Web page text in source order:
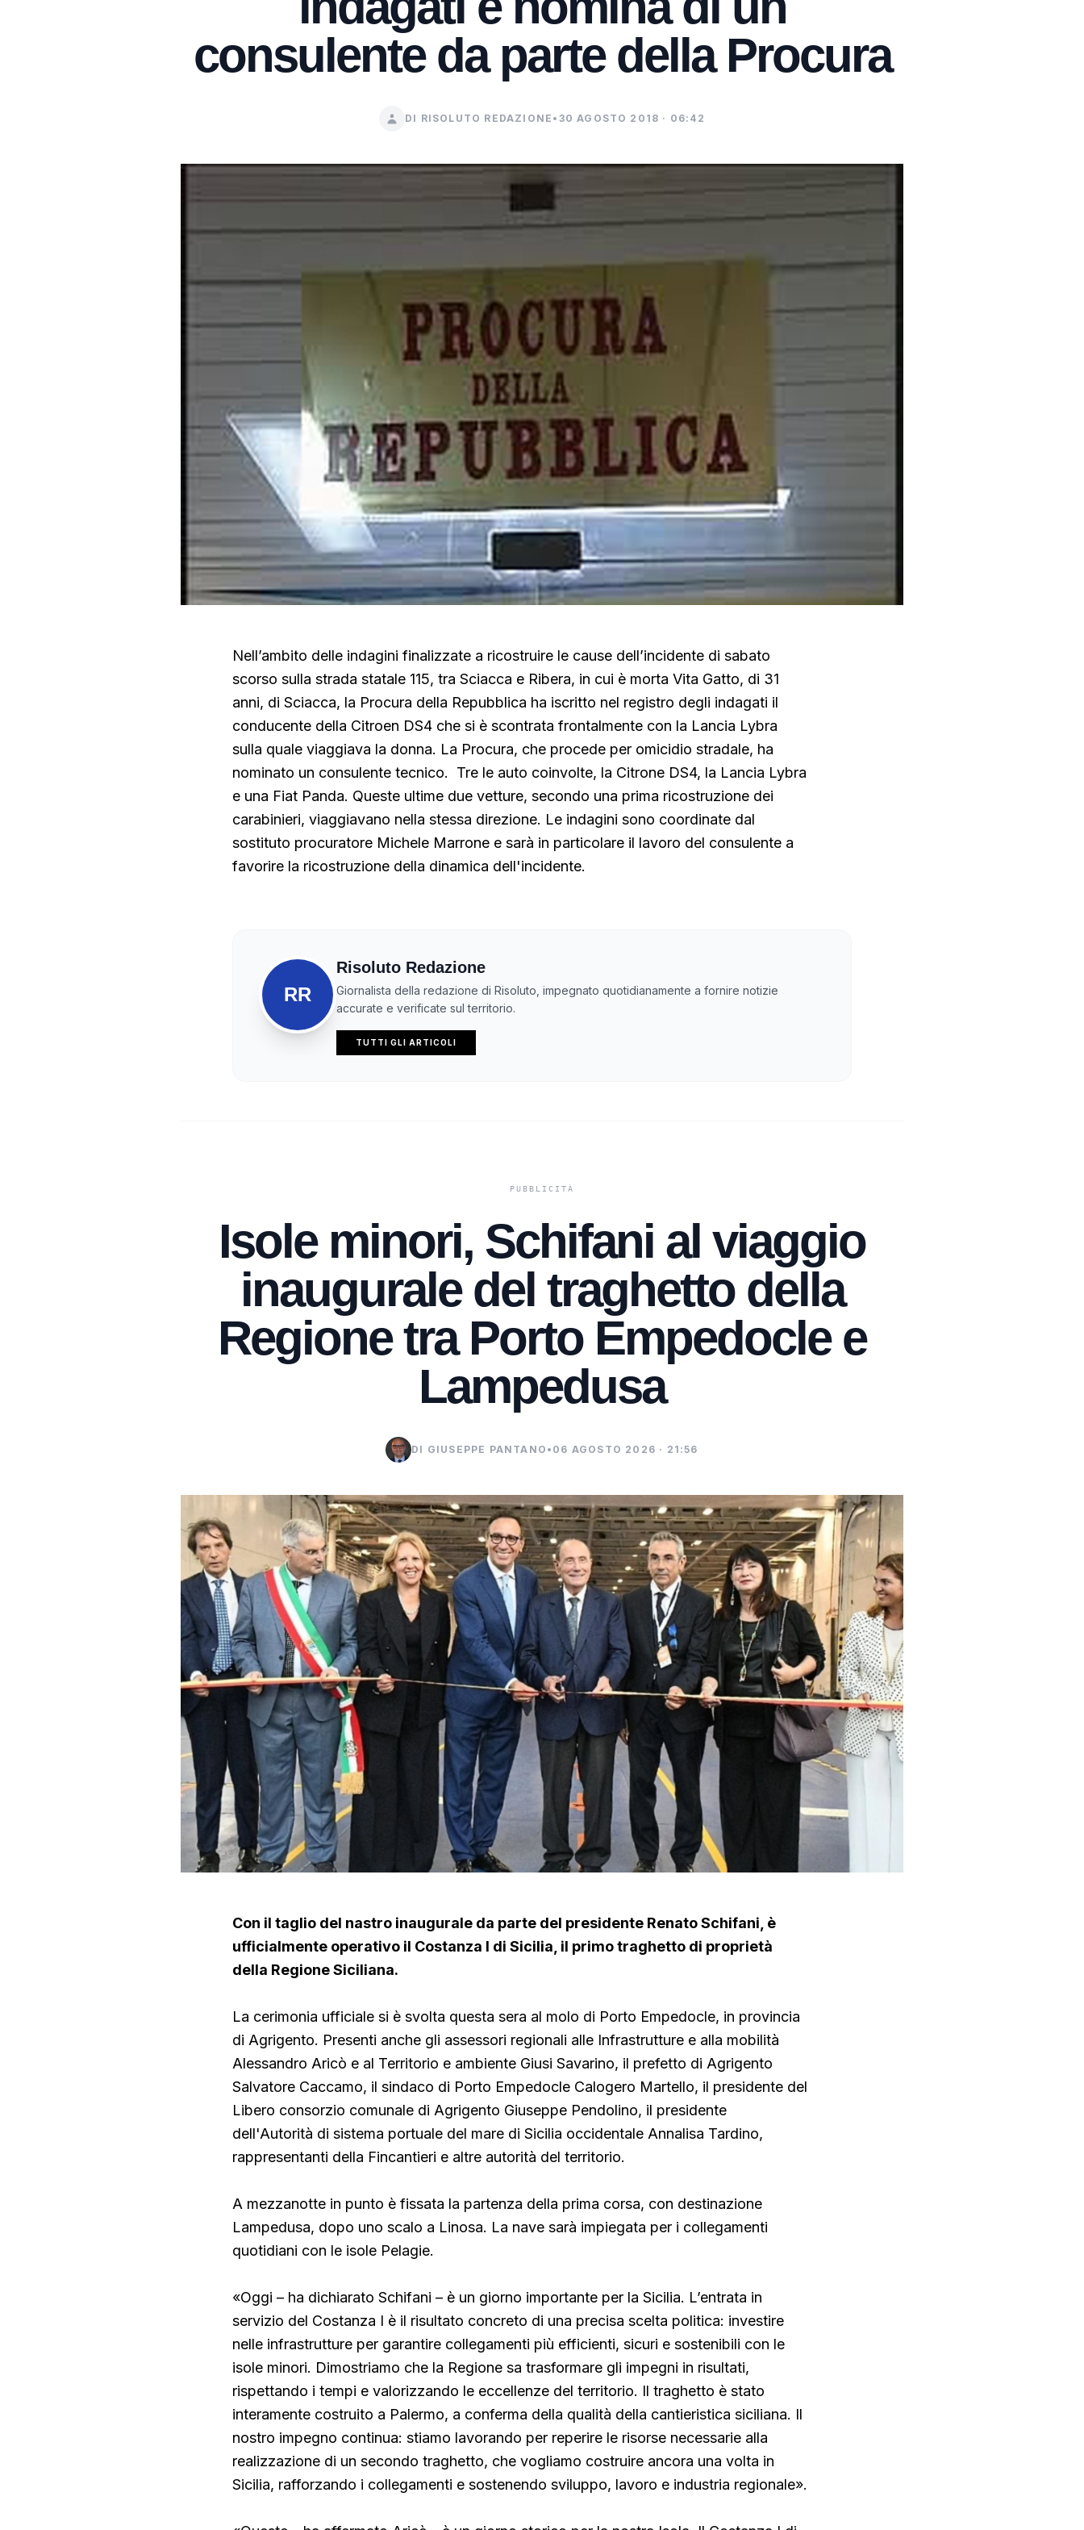
consulente da parte della Procura
DI RISOLUTO REDAZIONE • 30 AGOSTO 2018 · 06:42
Nell’ambito delle indagini finalizzate a ricostruire le cause dell’incidente di sabato
scorso sulla strada statale 115, tra Sciacca e Ribera, in cui è morta Vita Gatto, di 31
anni, di Sciacca, la Procura della Repubblica ha iscritto nel registro degli indagati il
conducente della Citroen DS4 che si è scontrata frontalmente con la Lancia Lybra
sulla quale viaggiava la donna. La Procura, che procede per omicidio stradale, ha
nominato un consulente tecnico. Tre le auto coinvolte, la Citrone DS4, la Lancia Lybra
e una Fiat Panda. Queste ultime due vetture, secondo una prima ricostruzione dei
carabinieri, viaggiavano nella stessa direzione. Le indagini sono coordinate dal
sostituto procuratore Michele Marrone e sarà in particolare il lavoro del consulente a
favorire la ricostruzione della dinamica dell'incidente.
RR
Risoluto Redazione
Giornalista della redazione di Risoluto, impegnato quotidianamente a fornire notizie
accurate e verificate sul territorio.
TUTTI GLI ARTICOLI
Isole minori, Schifani al viaggio
inaugurale del traghetto della
Regione tra Porto Empedocle e
Lampedusa
DI GIUSEPPE PANTANO • 06 AGOSTO 2026 · 21:56
Con il taglio del nastro inaugurale da parte del presidente Renato Schifani, è
ufficialmente operativo il Costanza I di Sicilia, il primo traghetto di proprietà
della Regione Siciliana.
La cerimonia ufficiale si è svolta questa sera al molo di Porto Empedocle, in provincia
di Agrigento. Presenti anche gli assessori regionali alle Infrastrutture e alla mobilità
Alessandro Aricò e al Territorio e ambiente Giusi Savarino, il prefetto di Agrigento
Salvatore Caccamo, il sindaco di Porto Empedocle Calogero Martello, il presidente del
Libero consorzio comunale di Agrigento Giuseppe Pendolino, il presidente
dell'Autorità di sistema portuale del mare di Sicilia occidentale Annalisa Tardino,
rappresentanti della Fincantieri e altre autorità del territorio.
A mezzanotte in punto è fissata la partenza della prima corsa, con destinazione
Lampedusa, dopo uno scalo a Linosa. La nave sarà impiegata per i collegamenti
quotidiani con le isole Pelagie.
«Oggi – ha dichiarato Schifani – è un giorno importante per la Sicilia. L’entrata in
servizio del Costanza I è il risultato concreto di una precisa scelta politica: investire
nelle infrastrutture per garantire collegamenti più efficienti, sicuri e sostenibili con le
isole minori. Dimostriamo che la Regione sa trasformare gli impegni in risultati,
rispettando i tempi e valorizzando le eccellenze del territorio. Il traghetto è stato
interamente costruito a Palermo, a conferma della qualità della cantieristica siciliana. Il
nostro impegno continua: stiamo lavorando per reperire le risorse necessarie alla
realizzazione di un secondo traghetto, che vogliamo costruire ancora una volta in
Sicilia, rafforzando i collegamenti e sostenendo sviluppo, lavoro e industria regionale».